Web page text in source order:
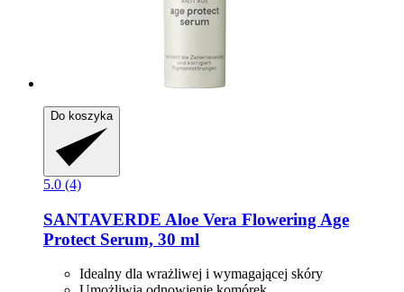
Do koszyka
5.0 (4)
SANTAVERDE Aloe Vera Flowering Age
Protect Serum, 30 ml
Idealny dla wrażliwej i wymagającej skóry